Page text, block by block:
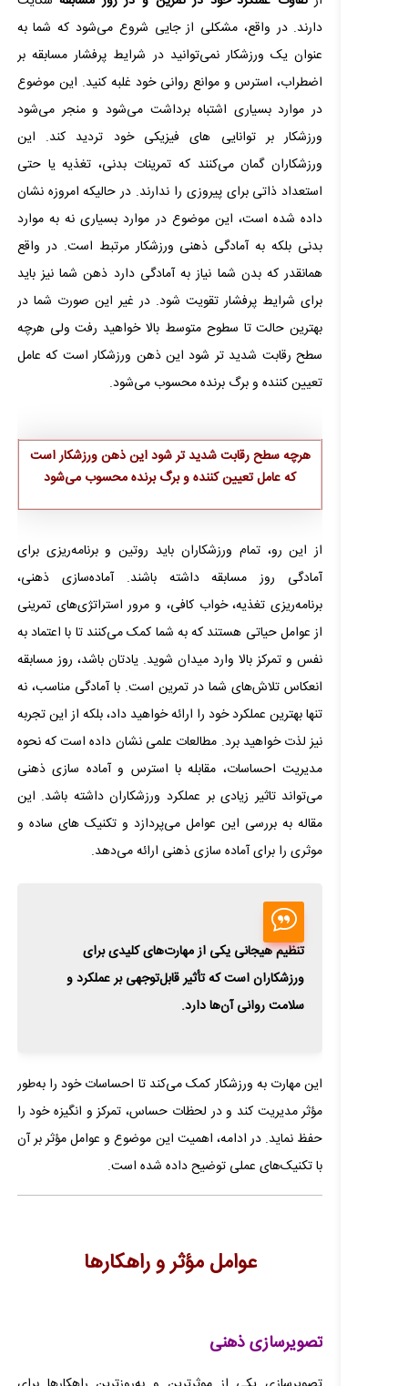
دارند. در واقع، مشکلی از جایی شروع می‌شود که شما به
عنوان یک ورزشکار نمی‌توانید در شرایط پرفشار مسابقه بر
اضطراب، استرس و موانع روانی خود غلبه کنید. این موضوع
در موارد بسیاری اشتباه برداشت می‌شود و منجر می‌شود
ورزشکار بر توانایی های فیزیکی خود تردید کند. این
ورزشکاران گمان می‌کنند که تمرینات بدنی، تغذیه یا حتی
استعداد ذاتی برای پیروزی را ندارند. در حالیکه امروزه نشان
داده شده است، این موضوع در موارد بسیاری نه به موارد
بدنی بلکه به آمادگی ذهنی ورزشکار مرتبط است. در واقع
همانقدر که بدن شما نیاز به آمادگی دارد ذهن شما نیز باید
برای شرایط پرفشار تقویت شود. در غیر این صورت شما در
بهترین حالت تا سطوح متوسط بالا خواهید رفت ولی هرچه
سطح رقابت شدید تر شود این ذهن ورزشکار است که عامل
تعیین کننده و برگ برنده محسوب می‌شود.
هرچه سطح رقابت شدید تر شود این ذهن ورزشکار است
که عامل تعیین کننده و برگ برنده محسوب می‌شود
از این رو، تمام ورزشکاران باید روتین و برنامه‌ریزی برای
آمادگی روز مسابقه داشته باشند. آماده‌سازی ذهنی،
برنامه‌ریزی تغذیه، خواب کافی، و مرور استراتژی‌های تمرینی
از عوامل حیاتی هستند که به شما کمک می‌کنند تا با اعتماد به
نفس و تمرکز بالا وارد میدان شوید. یادتان باشد، روز مسابقه
انعکاس تلاش‌های شما در تمرین است. با آمادگی مناسب، نه
تنها بهترین عملکرد خود را ارائه خواهید داد، بلکه از این تجربه
نیز لذت خواهید برد. مطالعات علمی نشان داده است که نحوه
مدیریت احساسات، مقابله با استرس و آماده سازی ذهنی
می‌تواند تاثیر زیادی بر عملکرد ورزشکاران داشته باشد. این
مقاله به بررسی این عوامل می‌پردازد و تکنیک های ساده و
موثری را برای آماده سازی ذهنی ارائه می‌دهد.
تنظیم هیجانی یکی از مهارت‌های کلیدی برای
ورزشکاران است که تأثیر قابل‌توجهی بر عملکرد و
سلامت روانی آن‌ها دارد.
این مهارت به ورزشکار کمک می‌کند تا احساسات خود را به‌طور
مؤثر مدیریت کند و در لحظات حساس، تمرکز و انگیزه خود را
حفظ نماید. در ادامه، اهمیت این موضوع و عوامل مؤثر بر آن
با تکنیک‌های عملی توضیح داده شده است.
عوامل مؤثر و راهکارها
تصویرسازی ذهنی